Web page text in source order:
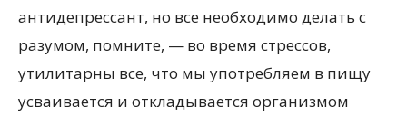
антидепрессант, но все необходимо делать с
разумом, помните, — во время стрессов,
утилитарны все, что мы употребляем в пищу
усваивается и откладывается организмом